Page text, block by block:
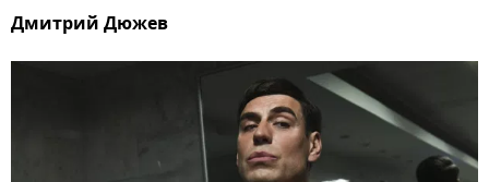
Дмитрий Дюжев